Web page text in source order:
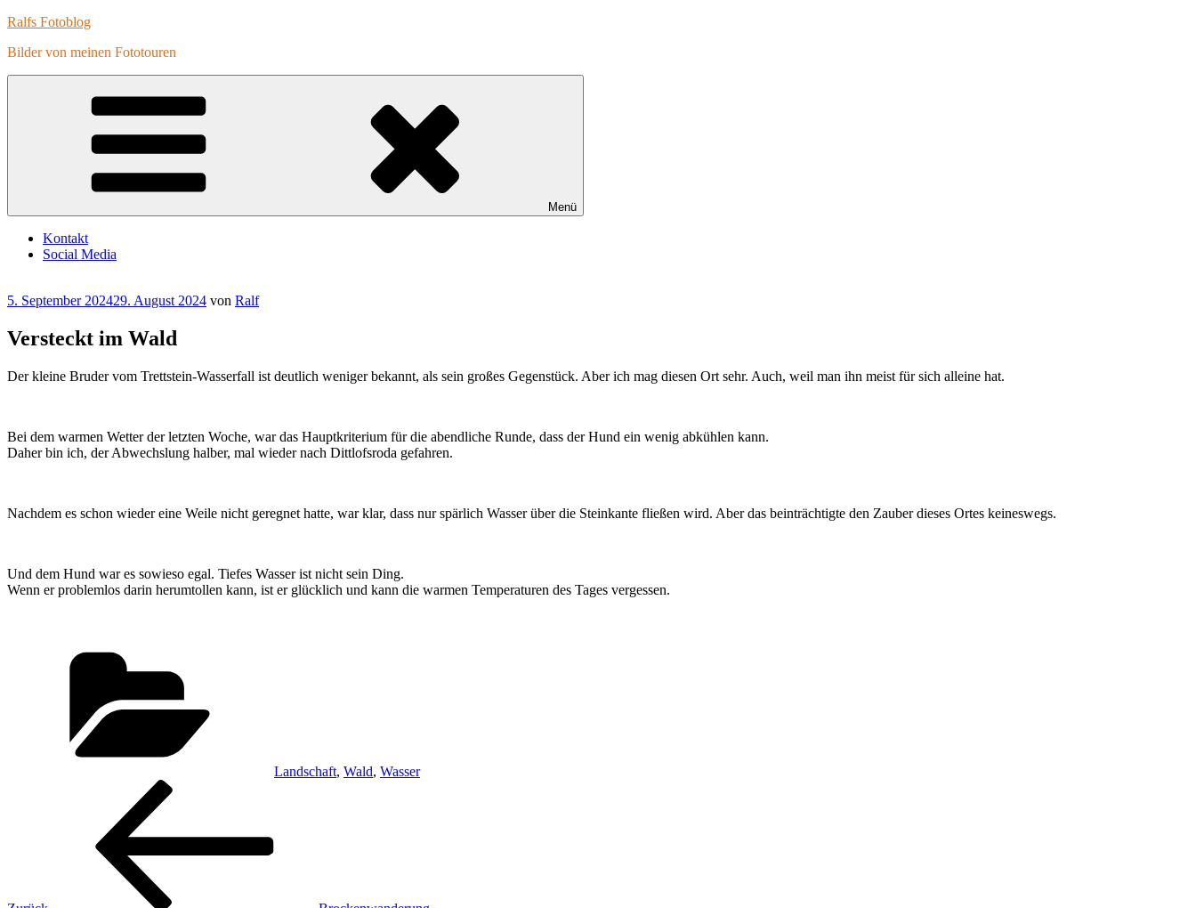
Zum
springen
Ralfs Fotoblog
Bilder von meinen Fototouren
Menü
Kontakt
Social Media
Veröffentlicht
5. September 202429. August 2024 von Ralf
Versteckt im Wald
Der kleine Bruder vom Trettstein-Wasserfall ist deutlich weniger bekannt, als sein großes Gegenstück. Aber ich mag diesen Ort sehr. Auch, weil man ihn meist für sich alleine hat.
Bei dem warmen Wetter der letzten Woche, war das Hauptkriterium für die abendliche Runde, dass der Hund ein wenig abkühlen kann.
Daher bin ich, der Abwechslung halber, mal wieder nach Dittlofsroda gefahren.
Nachdem es schon wieder eine Weile nicht geregnet hatte, war klar, dass nur spärlich Wasser über die Steinkante fließen wird. Aber das beinträchtigte den Zauber dieses Ortes keineswegs.
Und dem Hund war es sowieso egal. Tiefes Wasser ist nicht sein Ding.
Wenn er problemlos darin herumtollen kann, ist er glücklich und kann die warmen Temperaturen des Tages vergessen.
Landschaft, Wald, Wasser
Beitragsnavigation